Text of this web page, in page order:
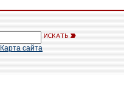
Карта сайта